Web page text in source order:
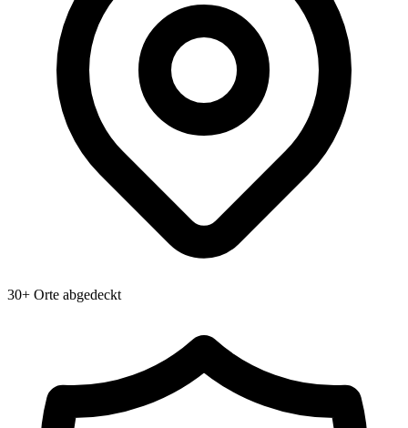
30+ Orte abgedeckt